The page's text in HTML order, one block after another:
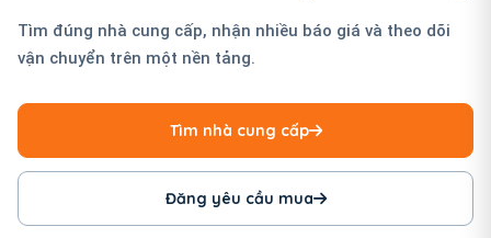
Tìm đúng nhà cung cấp, nhận nhiều báo giá và theo dõi
vận chuyển trên một nền tảng.
Tìm nhà cung cấp
Đăng yêu cầu mua